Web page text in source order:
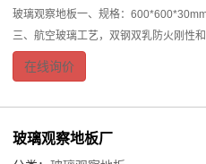
玻璃观察地板一、规格：
三、航空玻璃工艺，双钢双乳防火刚性
在线询价
玻璃观察地板厂